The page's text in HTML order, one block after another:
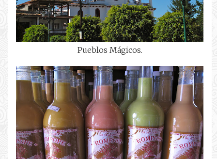
Pueblos Mágicos.